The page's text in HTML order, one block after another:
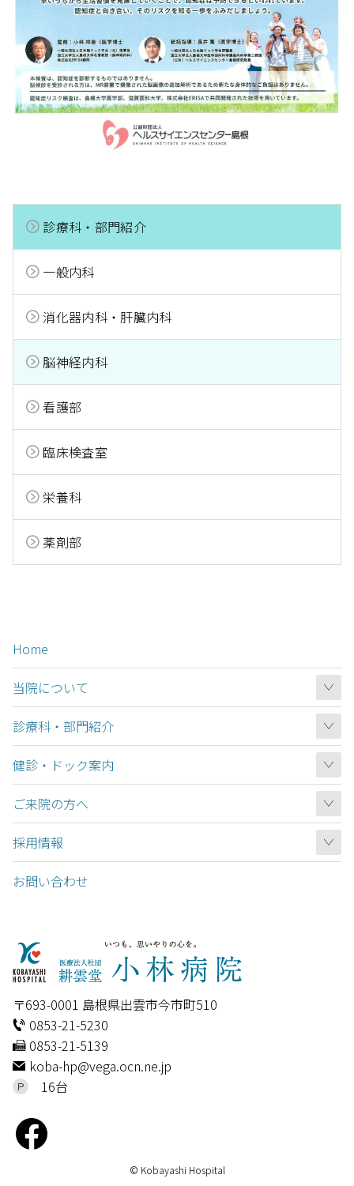
診療科・部門紹介
一般内科
消化器内科・肝臓内科
脳神経内科
看護部
臨床検査室
栄養科
薬剤部
Home
当院について
診療科・部門紹介
健診・ドック案内
ご来院の方へ
採用情報
お問い合わせ
〒693-0001 島根県出雲市今市町510
0853-21-5230
0853-21-5139
koba-hp@vega.ocn.ne.jp
Ｐ 16台
Facebook
© Kobayashi Hospital